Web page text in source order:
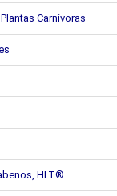
Carnívoras
HLT®